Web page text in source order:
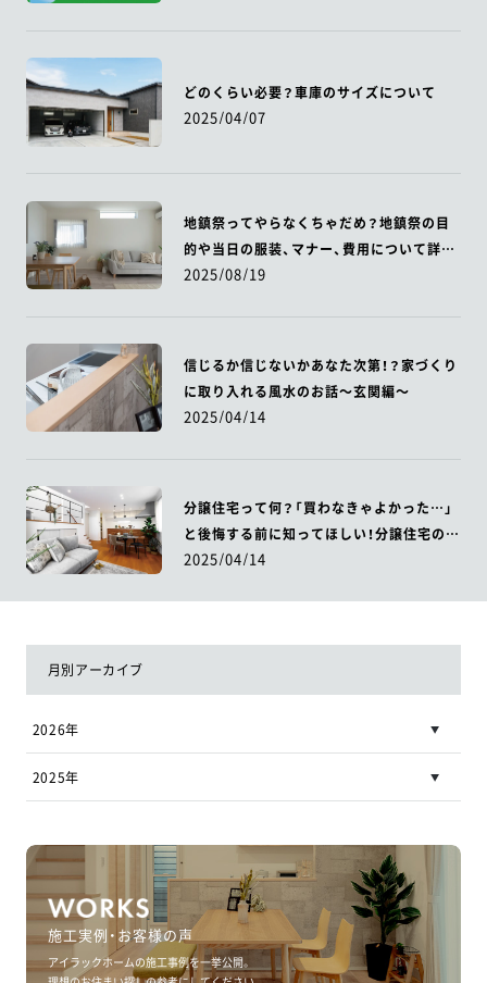
どのくらい必要？車庫のサイズについて
2025/04/07
地鎮祭ってやらなくちゃだめ？地鎮祭の目
的や当日の服装、マナー、費用について詳し
く解説！
2025/08/19
信じるか信じないかあなた次第！？家づくり
に取り入れる風水のお話～玄関編～
2025/04/14
分譲住宅って何？「買わなきゃよかった…」
と後悔する前に知ってほしい！分譲住宅のメ
リットとデメリット
2025/04/14
月別アーカイブ
2026年
2025年
施工実例・お客様の声
アイラックホームの施工事例を一挙公開。